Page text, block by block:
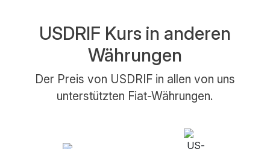
USDRIF Kurs in anderen
Währungen
Der Preis von USDRIF in allen von uns
unterstützten Fiat-Währungen.